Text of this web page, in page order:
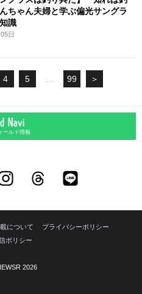
ちゃん夫婦と学ぶ偏光サングラ
識
日
4 5 … 99 ＞
ールド情報
について
プライバシーポリシー
ポリシー
2026